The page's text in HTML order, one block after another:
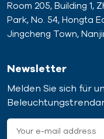
Room 205, Building 1,
Park, No. 54, Hongta
Jingcheng Town,
Newsletter
Melden Sie sich für